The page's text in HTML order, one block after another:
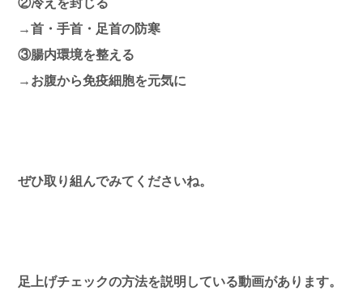
②冷えを封じる
→首・手首・足首の防寒
③腸内環境を整える
→お腹から免疫細胞を元気に
ぜひ取り組んでみてくださいね。
足上げチェックの方法を説明している動画があります。